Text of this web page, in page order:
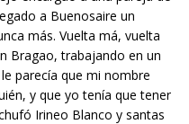
a Buenosaire un
más. Vuelta má, vuelta
Bragao, trabajando en un
parecía que mi nombre
y que yo tenía que tener
Irineo Blanco y santas